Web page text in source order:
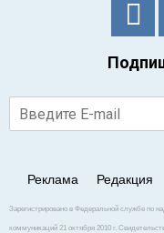
Реклама Редакция
Зарегистрировано в Федеральной службе по
коммуникаций 21 октября 2010 г.